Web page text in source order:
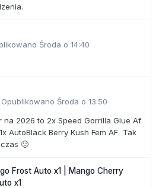
Środa o 14:40
Opublikowano Środa o 13:50
2026 to 2x Speed Gorrilla Glue Af
AutoBlack Berry Kush Fem AF Tak
🙂
Frost Auto x1 | Mango Cherry
x1